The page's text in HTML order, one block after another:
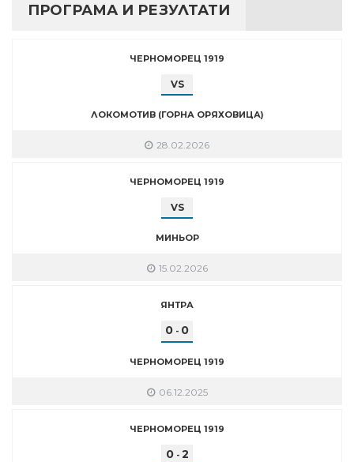
ПРОГРАМА И РЕЗУЛТАТИ
ЧЕРНОМОРЕЦ 1919
VS
ЛОКОМОТИВ (ГОРНА ОРЯХОВИЦА)
28.02.2026
ЧЕРНОМОРЕЦ 1919
VS
МИНЬОР
15.02.2026
ЯНТРА
0 - 0
ЧЕРНОМОРЕЦ 1919
06.12.2025
ЧЕРНОМОРЕЦ 1919
0- 2